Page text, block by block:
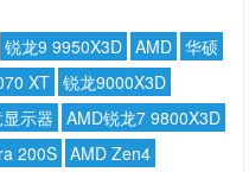
锐龙9 9950X3D AMD 华硕
XT 锐龙9000X3D
示器
AMD锐龙7 9800X3D
200S AMD Zen4